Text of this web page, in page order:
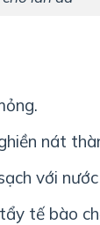
nát
với
tế bào